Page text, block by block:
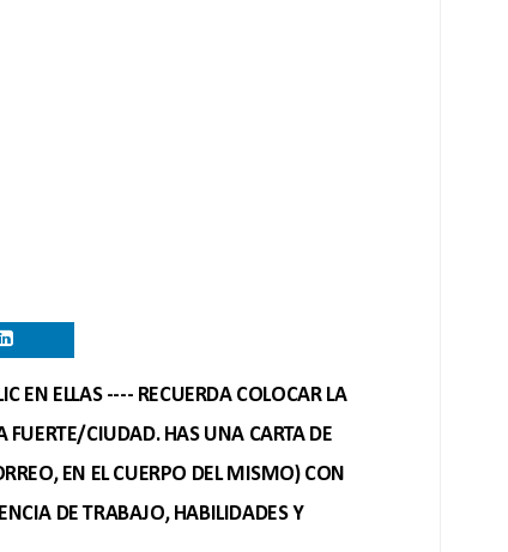
EN ELLAS ---- RECUERDA COLOCAR LA
FUERTE/CIUDAD. HAS UNA CARTA DE
EN EL CUERPO DEL MISMO) CON
DE TRABAJO, HABILIDADES Y